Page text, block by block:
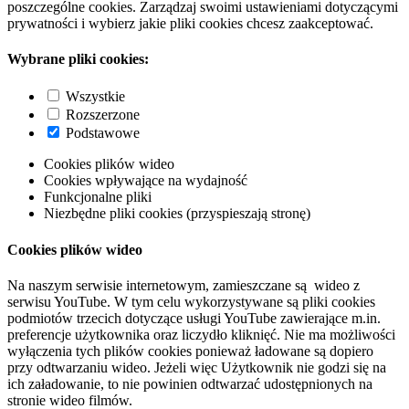
poszczególne cookies. Zarządzaj swoimi ustawieniami dotyczącymi
prywatności i wybierz jakie pliki cookies chcesz zaakceptować.
Wybrane pliki cookies:
Wszystkie
Rozszerzone
Podstawowe
Cookies plików wideo
Cookies wpływające na wydajność
Funkcjonalne pliki
Niezbędne pliki cookies (przyspieszają stronę)
Cookies plików wideo
Na naszym serwisie internetowym, zamieszczane są wideo z
serwisu YouTube. W tym celu wykorzystywane są pliki cookies
podmiotów trzecich dotyczące usługi YouTube zawierające m.in.
preferencje użytkownika oraz liczydło kliknięć. Nie ma możliwości
wyłączenia tych plików cookies ponieważ ładowane są dopiero
przy odtwarzaniu wideo. Jeżeli więc Użytkownik nie godzi się na
ich załadowanie, to nie powinien odtwarzać udostępnionych na
stronie wideo filmów.